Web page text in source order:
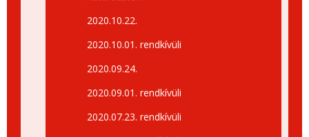
2020.10.22.
2020.10.01. rendkívüli
2020.09.24.
2020.09.01. rendkívüli
2020.07.23. rendkívüli